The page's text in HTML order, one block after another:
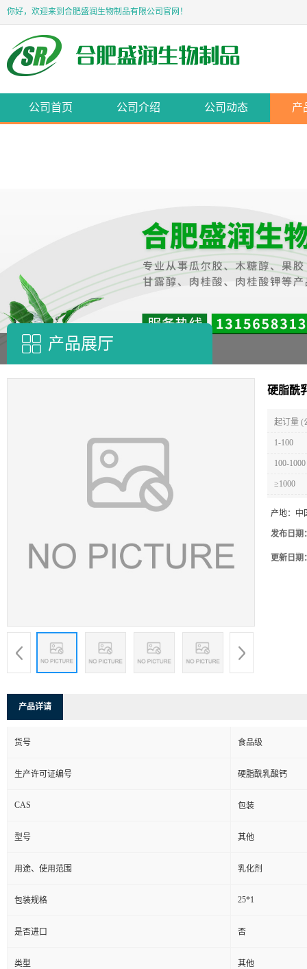
你好，欢迎来到合肥盛润生物制品有限公司官网！
公司首页 公司介绍 公司动态 产
产品展厅
硬脂酰
起订量 (
1-100
100-1000
≥1000
产地： 中
发布日期
更新日期
产品详请
货号 食品级
生产许可证编号 硬脂酰乳酸钙
CAS 包装
型号 其他
用途、使用范围 乳化剂
包装规格 25*1
是否进口 否
类型 其他